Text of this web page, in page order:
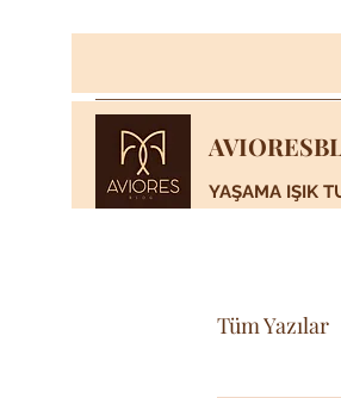
YAŞAMA IŞIK
Tüm Yazılar